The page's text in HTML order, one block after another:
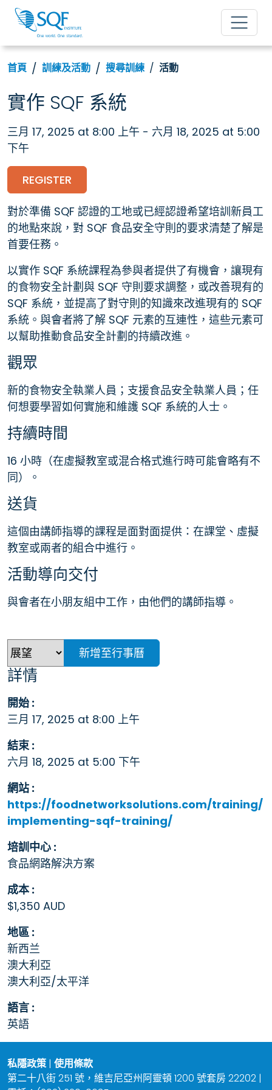
首頁 訓練及活動 搜尋訓練 活動
實作 SQF 系統
三月 17, 2025 at 8:00 上午 - 六月 18, 2025 at 5:00
下午
REGISTER
對於準備 SQF 認證的工地或已經認證希望培訓新員工
的地點來說，對 SQF 食品安全守則的要求清楚了解是
首要任務。
以實作 SQF 系統課程為參與者提供了有機會，讓現有
的食物安全計劃與 SQF 守則要求調整，或改善現有的
SQF 系統，並提高了對守則的知識來改進現有的 SQF
系統。與會者將了解 SQF 元素的互連性，這些元素可
以幫助推動食品安全計劃的持續改進。
觀眾
新的食物安全執業人員；支援食品安全執業人員；任
何想要學習如何實施和維護 SQF 系統的人士。
持續時間
16 小時（在虛擬教室或混合格式進行時可能會略有不
同）。
送貨
這個由講師指導的課程是面對面提供：在課堂、虛擬
教室或兩者的組合中進行。
活動導向交付
與會者在小朋友組中工作，由他們的講師指導。
新增至行事曆
詳情
開始 :
三月 17, 2025 at 8:00 上午
結束 :
六月 18, 2025 at 5:00 下午
網站 :
https://foodnetworksolutions.com/training/
implementing-sqf-training/
培訓中心 :
食品網路解決方案
成本 :
$1,350 AUD
地區 :
新西兰
澳大利亞
澳大利亞/太平洋
語言 :
英語
私隱政策| 使用條款
第二十八街 251 號，維吉尼亞州阿靈頓 1200 號套房 22202 |